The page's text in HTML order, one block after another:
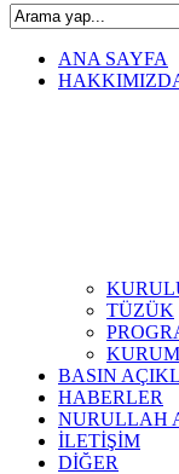
ANA SAYFA
TÜZÜK
BASIN
HABERLER
NURULLAH
İLETİŞİM
DİĞER